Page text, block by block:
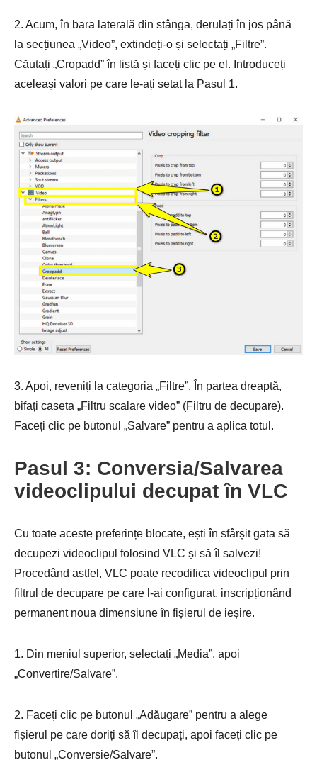
2. Acum, în bara laterală din stânga, derulați în jos până
la secțiunea „Video”, extindeți-o și selectați „Filtre”.
Căutați „Cropadd” în listă și faceți clic pe el. Introduceți
aceleași valori pe care le-ați setat la Pasul 1.
3. Apoi, reveniți la categoria „Filtre”. În partea dreaptă,
bifați caseta „Filtru scalare video” (Filtru de decupare).
Faceți clic pe butonul „Salvare” pentru a aplica totul.
Pasul 3: Conversia/Salvarea
videoclipului decupat în VLC
Cu toate aceste preferințe blocate, ești în sfârșit gata să
decupezi videoclipul folosind VLC și să îl salvezi!
Procedând astfel, VLC poate recodifica videoclipul prin
filtrul de decupare pe care l-ai configurat, inscripționând
permanent noua dimensiune în fișierul de ieșire.
1. Din meniul superior, selectați „Media”, apoi
„Convertire/Salvare”.
2. Faceți clic pe butonul „Adăugare” pentru a alege
fișierul pe care doriți să îl decupați, apoi faceți clic pe
butonul „Conversie/Salvare”.